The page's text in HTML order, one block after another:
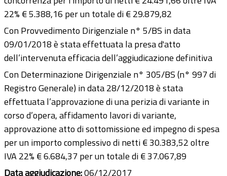
22% € 5.388,16 per un totale di € 29.879,82
Con Provvedimento Dirigenziale n° 5/BS in data
09/01/2018 è stata effettuata la presa d'atto
dell’intervenuta efficacia dell’aggiudicazione definitiva
Con Determinazione Dirigenziale n° 305/BS (n° 997 di
Registro Generale) in data 28/12/2018 è stata
effettuata l’approvazione di una perizia di variante in
corso d’opera, affidamento lavori di variante,
approvazione atto di sottomissione ed impegno di spesa
per un importo complessivo di netti € 30.383,52 oltre
IVA 22% € 6.684,37 per un totale di € 37.067,89
Data aggiudicazione:06/12/2017